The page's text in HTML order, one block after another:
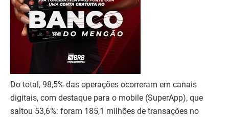
Do total, 98,5% das operações ocorreram em canais
digitais, com destaque para o mobile (SuperApp), que
saltou 53,6%: foram 185,1 milhões de transações no